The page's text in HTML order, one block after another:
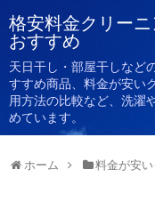
格安料金クリー
おすすめ
天日干し・部屋干しなど
すすめ商品、料金が安い
用方法の比較など、洗濯
めています。
ホーム 料金が安